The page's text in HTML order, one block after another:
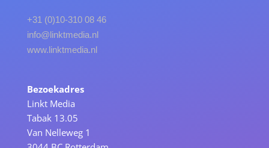
+31 (0)10-310 08 46
info@linktmedia.nl
www.linktmedia.nl
Bezoekadres
Linkt Media
Tabak 13.05
Van Nelleweg 1